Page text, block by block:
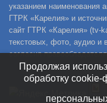
указанием наименования
ГТРК «Карелия» и
сайт ГТРК «Карелия» (tv-
текстовых, фото, аудио и
согласия
Продолжая
обработку